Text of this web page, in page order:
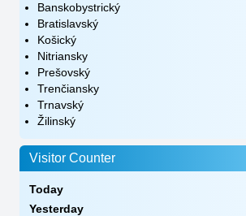
Banskobystrický
Bratislavský
Košický
Nitriansky
Prešovský
Trenčiansky
Trnavský
Žilinský
Visitor Counter
Today
Yesterday